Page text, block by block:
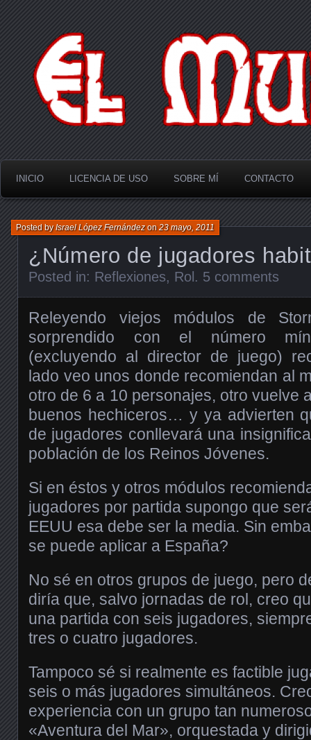
El Multiverso
INICIO LICENCIA DE USO SOBRE MÍ CONTACTO
¿Número de jugadores
Posted byIsrael López Fernándezon23 mayo, 2011
Posted in: Reflexiones, Rol . 5 comments
Releyendo viejos módulos de
sorprendido con el número
(excluyendo al director de juego)
lado veo unos donde recomiendan al
otro de 6 a 10 personajes, otro vuelve
buenos hechiceros… y ya advierten
de jugadores conllevará una
población de los Reinos Jóvenes.
Si en éstos y otros módulos
jugadores por partida supongo que
EEUU esa debe ser la media. Sin
se puede aplicar a España?
No sé en otros grupos de juego, pero
diría que, salvo jornadas de rol, creo
una partida con seis jugadores,
tres o cuatro jugadores.
Tampoco sé si realmente es factible
seis o más jugadores simultáneos.
experiencia con un grupo tan
«Aventura del Mar», orquestada y